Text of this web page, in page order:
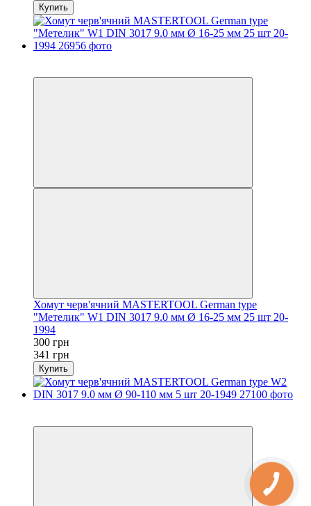
Купить
Хомут черв'ячний MASTERTOOL German type
"Метелик" W1 DIN 3017 9.0 мм Ø 16-25 мм 25 шт 20-
1994
300 грн
341 грн
Купить